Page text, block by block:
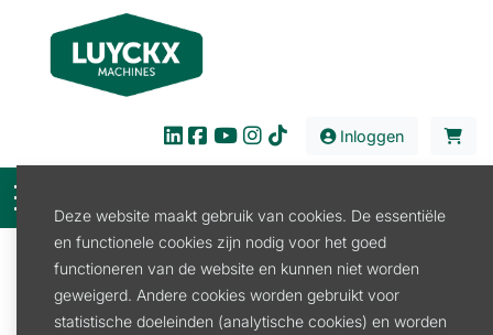
Inloggen
Filter
Verkoop Nummerplaat
Deze website maakt gebruik van cookies. De essentiële
en functionele cookies zijn nodig voor het goed
functioneren van de website en kunnen niet worden
geweigerd. Andere cookies worden gebruikt voor
statistische doeleinden (analytische cookies) en worden